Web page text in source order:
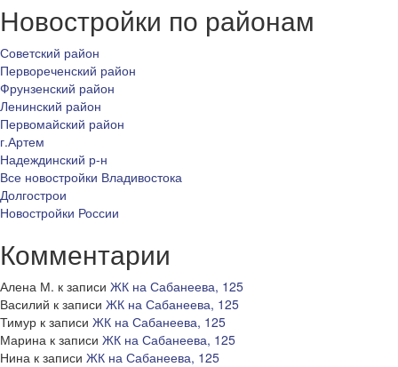
Новостройки по районам
Советский район
Первореченский район
Фрунзенский район
Ленинский район
Первомайский район
г.Артем
Надеждинский р-н
Все новостройки Владивостока
Долгострои
Новостройки России
Комментарии
Алена М. к записи ЖК на Сабанеева, 125
Василий к записи ЖК на Сабанеева, 125
Тимур к записи ЖК на Сабанеева, 125
Марина к записи ЖК на Сабанеева, 125
Нина к записи ЖК на Сабанеева, 125